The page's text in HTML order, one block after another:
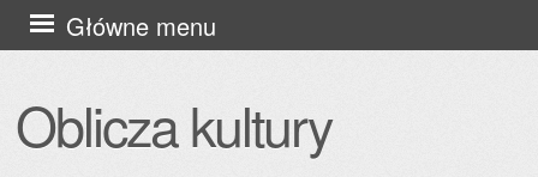
Oblicza kultury
Główne menu
Przejdź
do